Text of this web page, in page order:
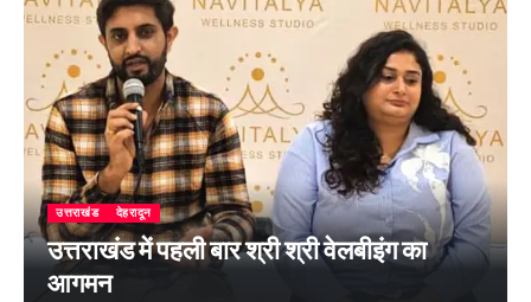
उत्तराखंड देहरादून
उत्तराखंड में पहली बार श्री श्री वेलबीइंग का
आगमन